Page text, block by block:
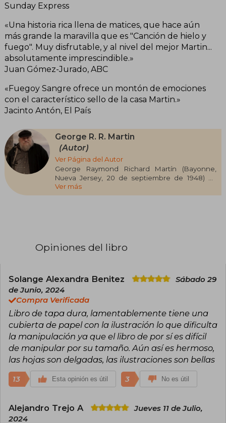
Sunday Express
«Una historia rica llena de matices, que hace aún
más grande la maravilla que es "Canción de hielo y
fuego". Muy disfrutable, y al nivel del mejor Martin...
absolutamente imprescindible.»
Juan Gómez-Jurado, ABC
«Fuegoy Sangre ofrece un montón de emociones
con el característico sello de la casa Martin.»
Jacinto Antón, El País
George R. R. Martin
(Autor)
Ver Página del Autor
George Raymond Richard Martín (Bayonne,
Nueva Jersey, 20 de septiembre de 1948) es
escritor profesional y guionista de literatura
fantástica, ciencia ficción y terror. desde 1979,
Locus Awards, el Bram Stoker, el World Fantasy
Award, el Dedalus, Balrog y el Daikon.
Ver más
Opiniones del libro
Solange Alexandra Benitez
Sábado 29
de Junio, 2024
Compra Verificada
Libro de tapa dura, lamentablemente tiene una
cubierta de papel con la ilustración lo que dificulta
la manipulación ya que el libro de por sí es difícil
de manipular por su tamaño. Aún así es hermoso,
las hojas son delgadas, las ilustraciones son bellas
13 Esta opinión es útil 3 No es útil
Alejandro Trejo A
Jueves 11 de Julio,
2024